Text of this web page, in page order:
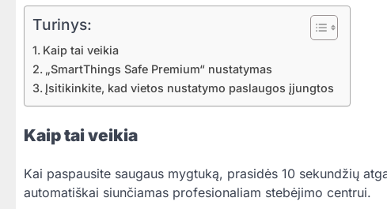
Turinys:
Kaip tai veikia
„SmartThings Safe Premium“ nustatymas
Įsitikinkite, kad vietos nustatymo paslaugos įjungtos
Kaip tai veikia
Kai paspausite saugaus mygtuką, prasidės 10 sekundžių
automatiškai siunčiamas profesionaliam stebėjimo centrui.